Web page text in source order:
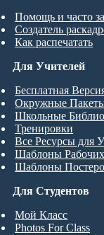
Помощь и часто
Создатель
Как распечатать
Для Студентов
Мой Класс
Photos For Class
Для Учителей
Бесплатная
Окружные
Школьные
Тренировки
Все Ресурсы для
Шаблоны
Шаблоны